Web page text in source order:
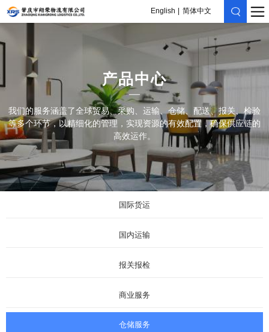
English 简体中文
产品中心
我们的服务涵盖了全球贸易、采购、运输、仓储、配送、报关、检验
等多个环节，以精细化的管理，实现资源的有效配置，确保供应链的
高效运作。
国际货运
国内运输
报关报检
商业服务
仓储服务